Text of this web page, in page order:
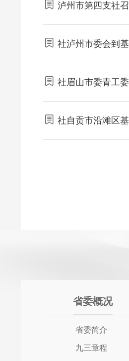
泸州市第四支社
社泸州市委会到
社眉山市委青工
社自贡市沿滩区
省委概况
省委简介
九三章程